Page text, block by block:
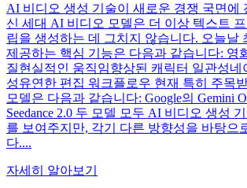
AI 비디오 생성 기술이 새로운 경쟁 국면에
신 세대 AI 비디오 모델은 더 이상 텍스트
립을 생성하는 데 그치지 않습니다. 오늘날
제공하는 핵심 기능은 다음과 같습니다: 영
질현실적인 움직임향상된 캐릭터 일관성네
성유연한 편집 워크플로우 현재 특히 주목
모델은 다음과 같습니다: Google의 Gemini
Seedance 2.0 두 모델 모두 AI 비디오 생성
를 보여주지만, 각기 다른 방향성을 바탕으
다....
자세히 알아보기